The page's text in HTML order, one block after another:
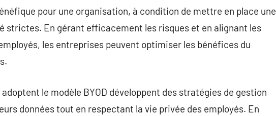
pour une organisation, à condition de mettre en place une
strictes. En gérant efficacement les risques et en alignant les
les entreprises peuvent optimiser les bénéfices du
le modèle BYOD développent des stratégies de gestion
données tout en respectant la vie privée des employés. En